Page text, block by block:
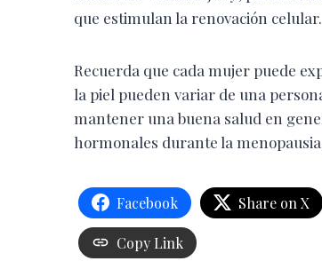
que estimulan la renovación celular.
Recuerda que cada mujer puede
la piel pueden variar de una
mantener una buena salud en
hormonales durante la
Facebook Share on X
Copy Link